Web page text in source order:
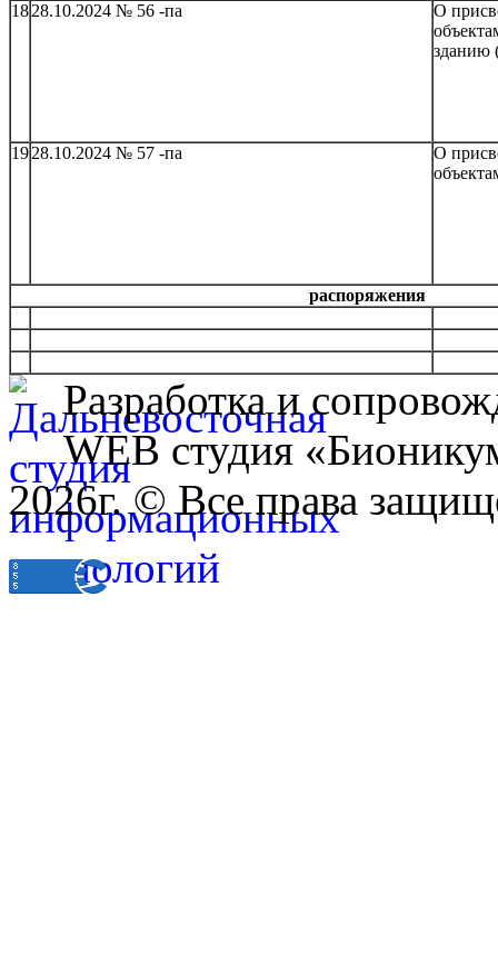
1828.10.2024 № 56 -па
О
зданию
1928.10.2024 № 57 -па
О
распоряжения
Разработка и
WEB студия
2026г. © Все права